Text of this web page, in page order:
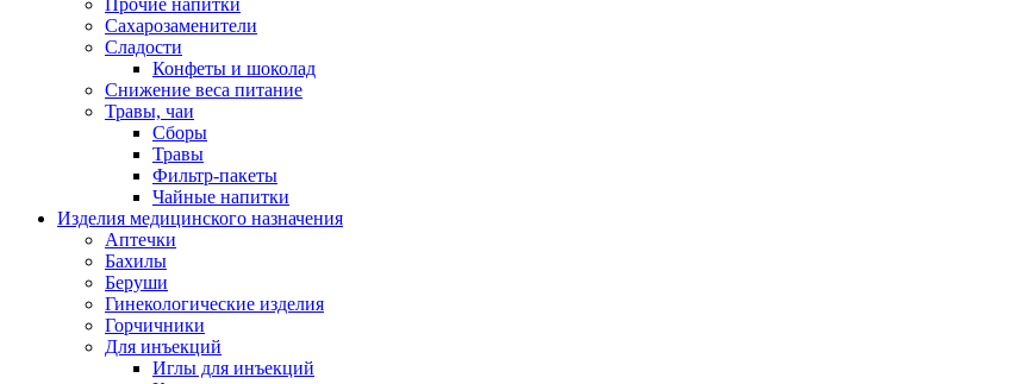
Прочие напитки
Сахарозаменители
Сладости
Конфеты и шоколад
Снижение веса питание
Травы, чаи
Сборы
Травы
Фильтр-пакеты
Чайные напитки
Изделия медицинского назначения
Аптечки
Бахилы
Беруши
Гинекологические изделия
Горчичники
Для инъекций
Иглы для инъекций